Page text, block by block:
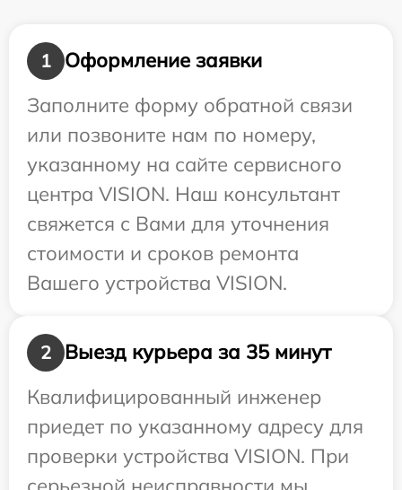
1
Оформление заявки
Заполните форму обратной связи
или позвоните нам по номеру,
указанному на сайте сервисного
центра VISION. Наш консультант
свяжется с Вами для уточнения
стоимости и сроков ремонта
Вашего устройства VISION.
2
Выезд курьера за 35 минут
Квалифицированный инженер
приедет по указанному адресу для
проверки устройства VISION. При